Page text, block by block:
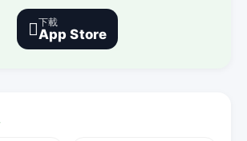
下載
App Store